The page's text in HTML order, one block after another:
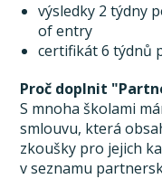
výsledky 2 týdny
of entry
certifikát 6 týdnů
Proč doplnit
S mnoha školami
smlouvu, která
zkoušky pro jejich
v seznamu